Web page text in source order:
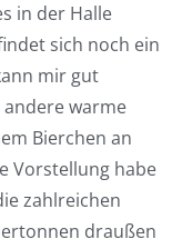
in der Halle
sich noch ein
mir gut
warme
Bierchen an
Vorstellung habe
zahlreichen
draußen